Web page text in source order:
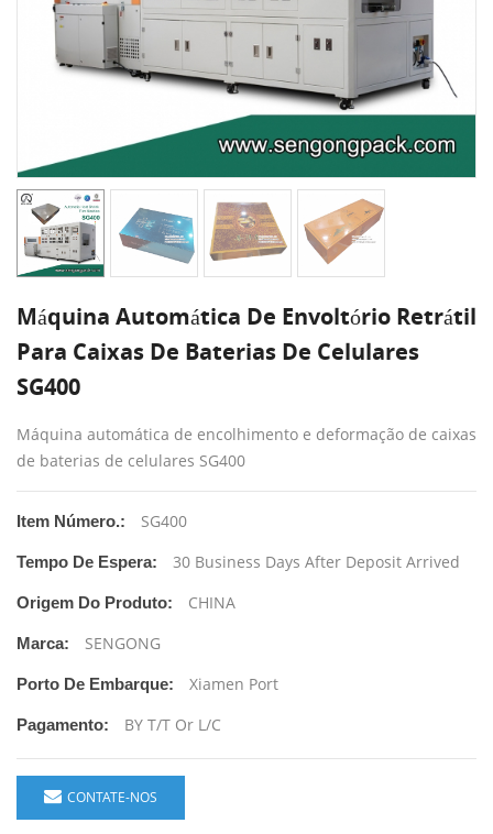
Máquina Automática De Envoltório Retrátil
Para Caixas De Baterias De Celulares
SG400
Máquina automática de encolhimento e deformação de caixas
de baterias de celulares SG400
Item Número.: SG400
Tempo De Espera: 30 Business Days After Deposit Arrived
Origem Do Produto: CHINA
Marca: SENGONG
Porto De Embarque: Xiamen Port
Pagamento: BY T/T Or L/C
CONTATE-NOS